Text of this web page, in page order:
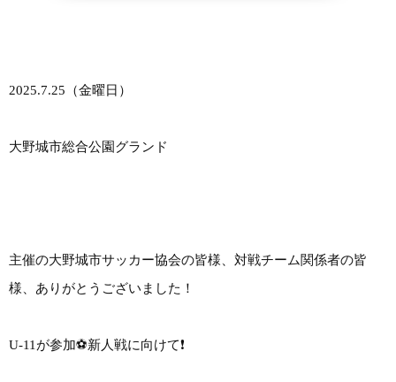
2025.7.25（金曜日）
大野城市総合公園グランド
主催の大野城市サッカー協会の皆様、対戦チーム関係者の皆
様、ありがとうございました！
U-11が参加⚽️新人戦に向けて❗️